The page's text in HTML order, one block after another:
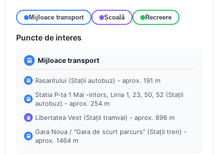
Mijloace transport Școală Recreere
Puncte de interes
Mijloace transport
Rasaritului (Stații autobuz) - aprox. 191 m
Statia P-ta 1 Mai -intors, Linia 1, 23, 50, 52 (Stații
autobuz) - aprox. 254 m
Libertatea Vest (Stații tramvai) - aprox. 896 m
Gara Noua / "Gara de scurt parcurs" (Stații tren) -
aprox. 1464 m